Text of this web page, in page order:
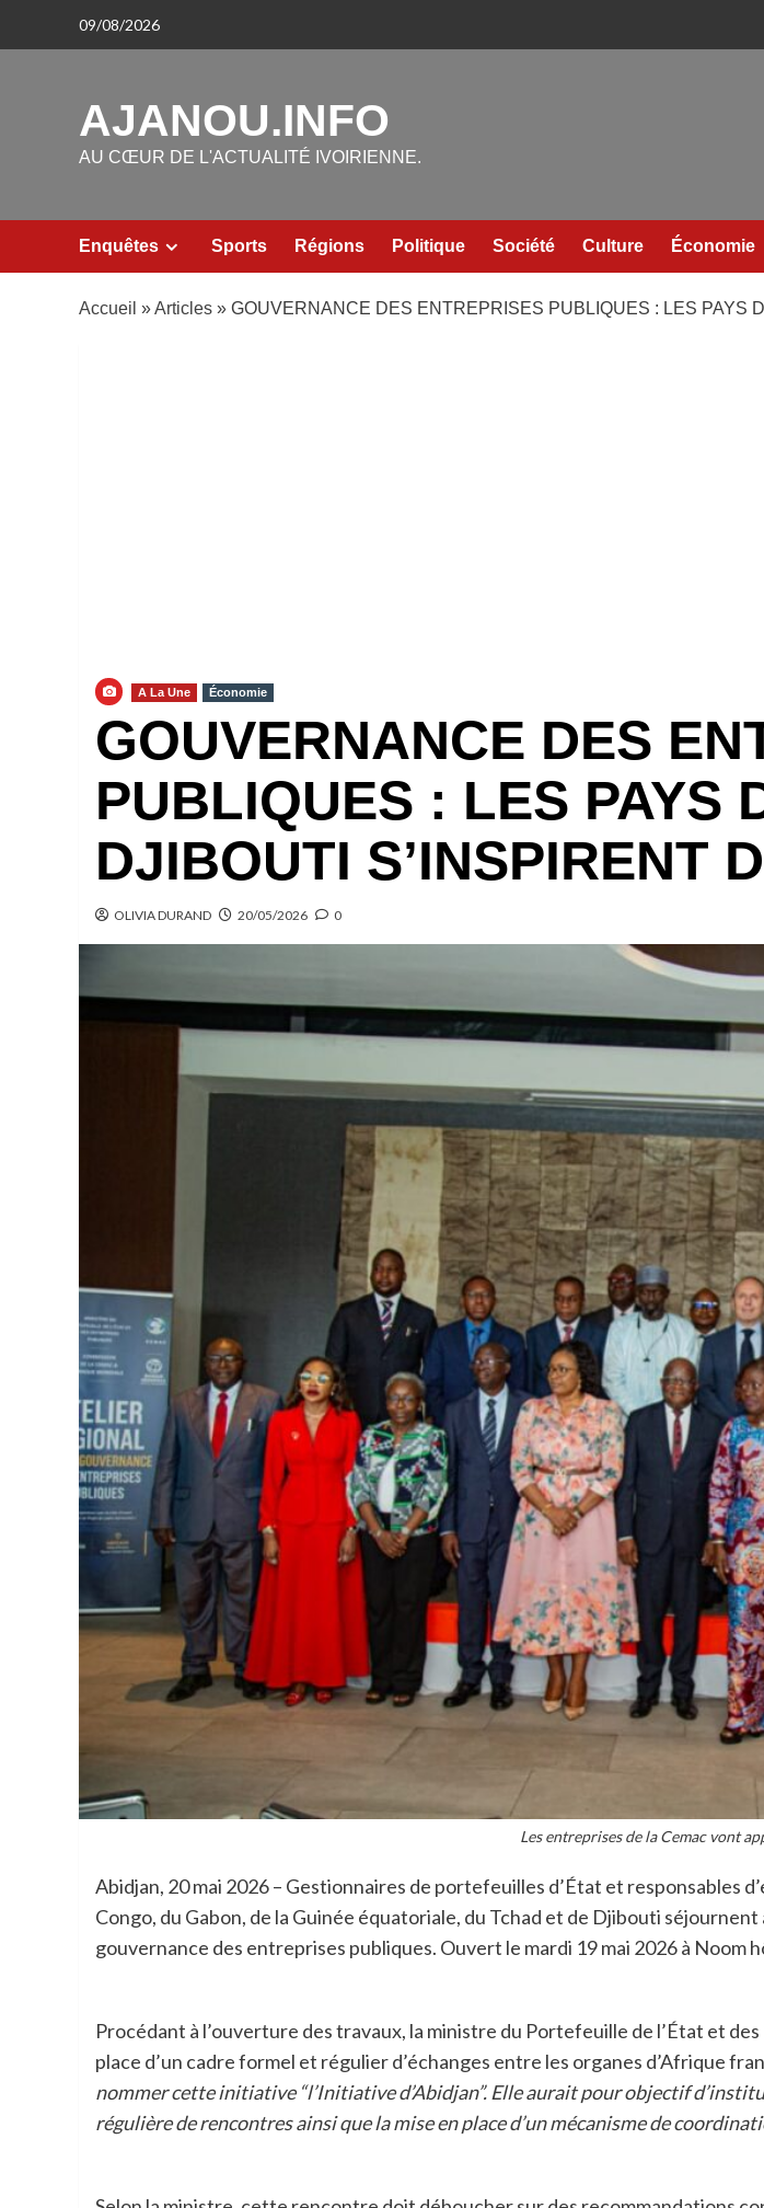
09/08/2026
AJANOU.INFO
AU CŒUR DE L'ACTUALITÉ IVOIRIENNE.
Enquêtes Sports Régions Politique Société Culture Économie
Accueil »Articles » GOUVERNANCE DES ENTREPRISES PUBLIQUES : LES PAYS
A La Une Économie
GOUVERNANCE DES
PUBLIQUES : LES PAYS
DJIBOUTI S’INSPIRENT
OLIVIA DURAND 20/05/2026 0
Les entreprises de la Cemac vont
Abidjan, 20 mai 2026 – Gestionnaires de portefeuilles d’État et responsables
Congo, du Gabon, de la Guinée équatoriale, du Tchad et de Djibouti
gouvernance des entreprises publiques. Ouvert le mardi 19 mai 2026 à Noom
Procédant à l’ouverture des travaux, la ministre du Portefeuille de l’État et
place d’un cadre formel et régulier d’échanges entre les organes d’Afrique
nommer cette initiative “l’Initiative d’Abidjan”. Elle aurait pour objectif
régulière de rencontres ainsi que la mise en place d’un mécanisme de